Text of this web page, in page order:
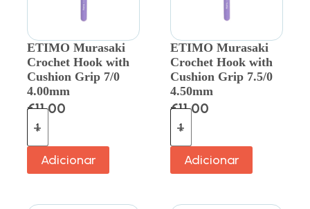
ETIMO Murasaki
Crochet Hook with
Cushion Grip 7/0
4.00mm
€11.00
Adicionar
ETIMO Murasaki
Crochet Hook with
Cushion Grip 7.5/0
4.50mm
€11.00
Adicionar